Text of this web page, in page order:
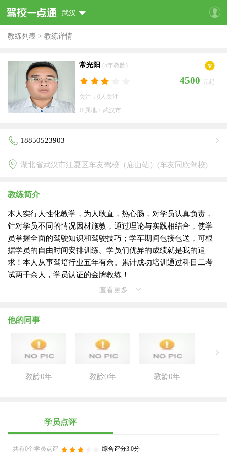
武汉
教练列表 > 教练详情
常光阳 (5年教龄)
4500 元起
关注：0人关注
IP属地：武汉市
18850523903
湖北省武汉市江夏区车友驾校（庙山站）(车友同欣驾校)
教练简介
本人实行人性化教学，为人耿直，热心肠，对学员认真负责，
针对学员不同的情况因材施教，通过理论与实践相结合，使学
员掌握全面的驾驶知识和驾驶技巧；学车期间包接包送，可根
据学员的自由时间安排训练。学员们优异的成绩就是我的追
求！本人从事驾培行业五年有余。累计成功培训通过科目二考
试两千余人，学员认证的金牌教练！
查看更多
他的同事
教龄0年 教龄0年 教龄0年
学员点评
共有0个学员点评 综合评分3.0分